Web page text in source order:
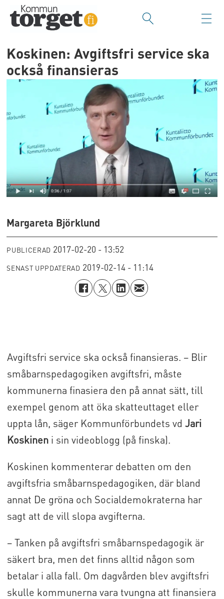
Koskinen: Avgiftsfri service ska
också finansieras
Margareta Björklund
PUBLICERAD 2017-02-20 - 13:52
SENAST UPPDATERAD 2019-02-14 - 11:14
Avgiftsfri service ska också finansieras. – Blir
småbarnspedagogiken avgiftsfri, måste
kommunerna finasiera den på annat sätt, till
exempel genom att öka skatteuttaget eller
uppta lån, säger Kommunförbundets vd Jari
Koskineni sin videoblogg (på finska).
Koskinen kommenterar debatten om den
avgiftsfria småbarnspedagogiken, där bland
annat De gröna och Socialdemokraterna har
sagt att de vill slopa avgifterna.
– Tanken på avgiftsfri småbarnspedagogik är
säkert bra, men det finns alltid någon som
betalar i alla fall. Om dagvården blev avgiftsfri
skulle kommunerna vara tvungna att finansiera